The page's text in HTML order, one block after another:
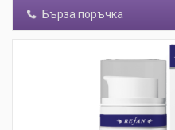
Бърза поръчка